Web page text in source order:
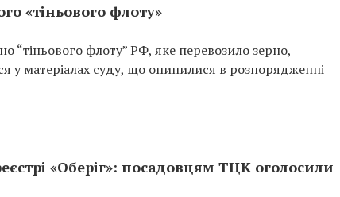
«тіньового флоту»
“тіньового флоту” РФ, яке перевозило зерно,
у матеріалах суду, що опинилися в розпорядженні
«Оберіг»: посадовцям ТЦК оголосили